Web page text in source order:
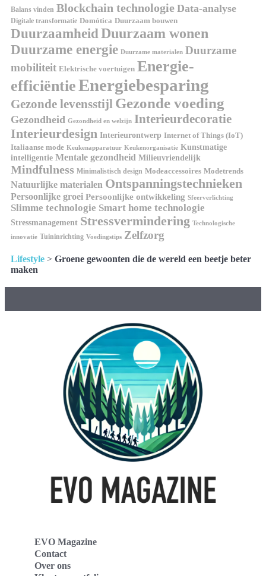
Balans vinden Blockchain technologie Data-analyse
Digitale transformatie Domótica Duurzaam bouwen
Duurzaamheid Duurzaam wonen
Duurzame energie Duurzame materialen Duurzame
mobiliteit Elektrische voertuigen Energie-
efficiëntieEnergiebesparing
Gezonde levensstijl Gezonde voeding
Gezondheid Gezondheid en welzijn Interieurdecoratie
Interieurdesign Interieurontwerp Internet of Things (IoT)
Italiaanse mode Keukenapparatuur Keukenorganisatie Kunstmatige
intelligentie Mentale gezondheid Milieuvriendelijk
Mindfulness Minimalistisch design Modeaccessoires Modetrends
Natuurlijke materialen Ontspanningstechnieken
Persoonlijke groei Persoonlijke ontwikkeling Sfeerverlichting
Slimme technologie Smart home technologie
Stressmanagement Stressvermindering Technologische
innovatie Tuininrichting Voedingstips Zelfzorg
Lifestyle > Groene gewoonten die de wereld een beetje beter
maken
EVO Magazine
Contact
Over ons